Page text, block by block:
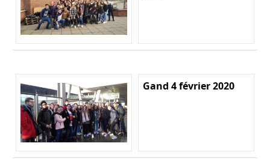
Gand 4 février 2020